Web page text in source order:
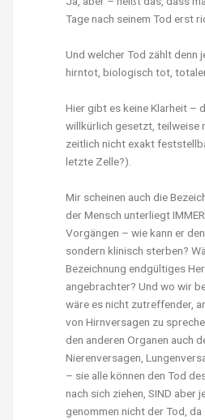
Tage nach seinem Tod erst
Und welcher Tod zählt denn
hirntot, biologisch tot,
Hier gibt es keine Klarheit –
willkürlich gesetzt, teilweise
zeitlich nicht exakt
letzte Zelle?).
Mir scheinen auch die
der Mensch unterliegt
Vorgängen – wie kann er
sondern klinisch sterben?
Bezeichnung endgültiges
angebrachter? Und wo wir
wäre es nicht zutreffender,
von Hirnversagen zu
den anderen Organen auch
Nierenversagen,
– sie alle können den Tod
nach sich ziehen, SIND aber
genommen nicht der Tod, da